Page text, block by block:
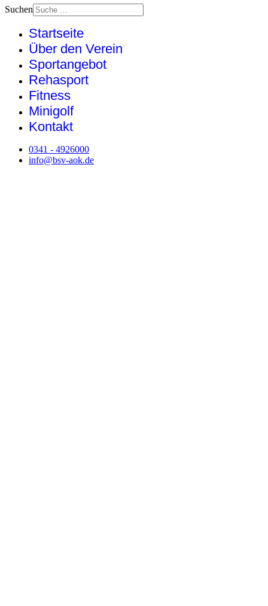
Suchen
Startseite
Über den Verein
Sportangebot
Rehasport
Fitness
Minigolf
Kontakt
0341 - 4926000
info@bsv-aok.de